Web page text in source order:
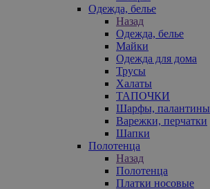
Одежда, белье
Назад
Одежда, белье
Майки
Одежда для дома
Трусы
Халаты
ТАПОЧКИ
Шарфы, палантины
Варежки, перчатки
Шапки
Полотенца
Назад
Полотенца
Платки носовые